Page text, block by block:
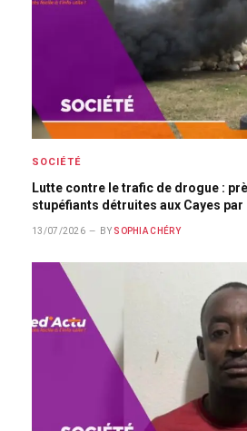
SOCIÉTÉ
Lutte contre le trafic de drogue :
stupéfiants détruites aux Cayes par
13/07/2026 BY SOPHIA CHÉRY